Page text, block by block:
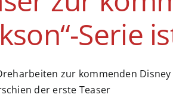
Serie
zur kommenden Disney
der erste Teaser